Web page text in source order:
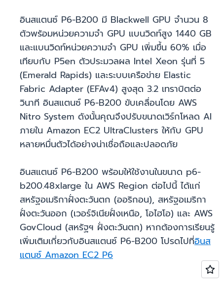
อินสแตนซ์ P6-B200 มี Blackwell GPU จำนวน 8
ตัวพร้อมหน่วยความจำ GPU แบนวิดท์สูง 1440 GB
และแบนวิดท์หน่วยความจำ GPU เพิ่มขึ้น 60% เมื่อ
เทียบกับ P5en ตัวประมวลผล Intel Xeon รุ่นที่ 5
(Emerald Rapids) และระบบเครือข่าย Elastic
Fabric Adapter (EFAv4) สูงสุด 3.2 เทราบิตต่อ
วินาที อินสแตนซ์ P6-B200 ขับเคลื่อนโดย AWS
Nitro System ดังนั้นคุณจึงปรับขนาดเวิร์กโหลด AI
ภายใน Amazon EC2 UltraClusters ให้กับ GPU
หลายหมื่นตัวได้อย่างน่าเชื่อถือและปลอดภัย
อินสแตนซ์ P6-B200 พร้อมให้ใช้งานในขนาด p6-
b200.48xlarge ใน AWS Region ต่อไปนี้ ได้แก่
สหรัฐอเมริกาฝั่งตะวันตก (ออริกอน), สหรัฐอเมริกา
ฝั่งตะวันออก (เวอร์จิเนียฝั่งเหนือ, โอไฮโอ) และ AWS
GovCloud (สหรัฐฯ ฝั่งตะวันตก) หากต้องการเรียนรู้
เพิ่มเติมเกี่ยวกับอินสแตนซ์ P6-B200 โปรดไปที่อินส
แตนซ์ Amazon EC2 P6